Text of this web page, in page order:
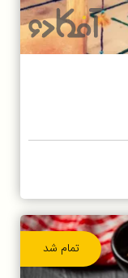
تمام شد